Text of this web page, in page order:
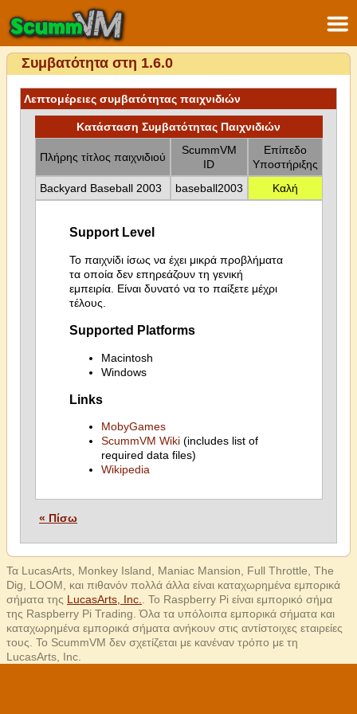
Συμβατότητα στη 1.6.0
Λεπτομέρειες συμβατότητας παιχνιδιών
Κατάσταση Συμβατότητας Παιχνιδιών
Πλήρης τίτλος παιχνιδιού
ScummVM
ID
Επίπεδο
Υποστήριξης
Backyard Baseball 2003
baseball2003 Καλή
Support Level
Το παιχνίδι ίσως να έχει μικρά προβλήματα
τα οποία δεν επηρεάζουν τη γενική
εμπειρία. Είναι δυνατό να το παίξετε μέχρι
τέλους.
Supported Platforms
Macintosh
Windows
Links
MobyGames
ScummVM Wiki(includes list of
required data files)
Wikipedia
« Πίσω
Τα LucasArts, Monkey Island, Maniac Mansion, Full Throttle, The
Dig, LOOM, και πιθανόν πολλά άλλα είναι καταχωρημένα εμπορικά
σήματα της LucasArts, Inc.
. Το Raspberry Pi είναι εμπορικό σήμα
της Raspberry Pi Trading. Όλα τα υπόλοιπα εμπορικά σήματα και
καταχωρημένα εμπορικά σήματα ανήκουν στις αντίστοιχες εταιρείες
τους. Το ScummVM δεν σχετίζεται με κανέναν τρόπο με τη
LucasArts, Inc.